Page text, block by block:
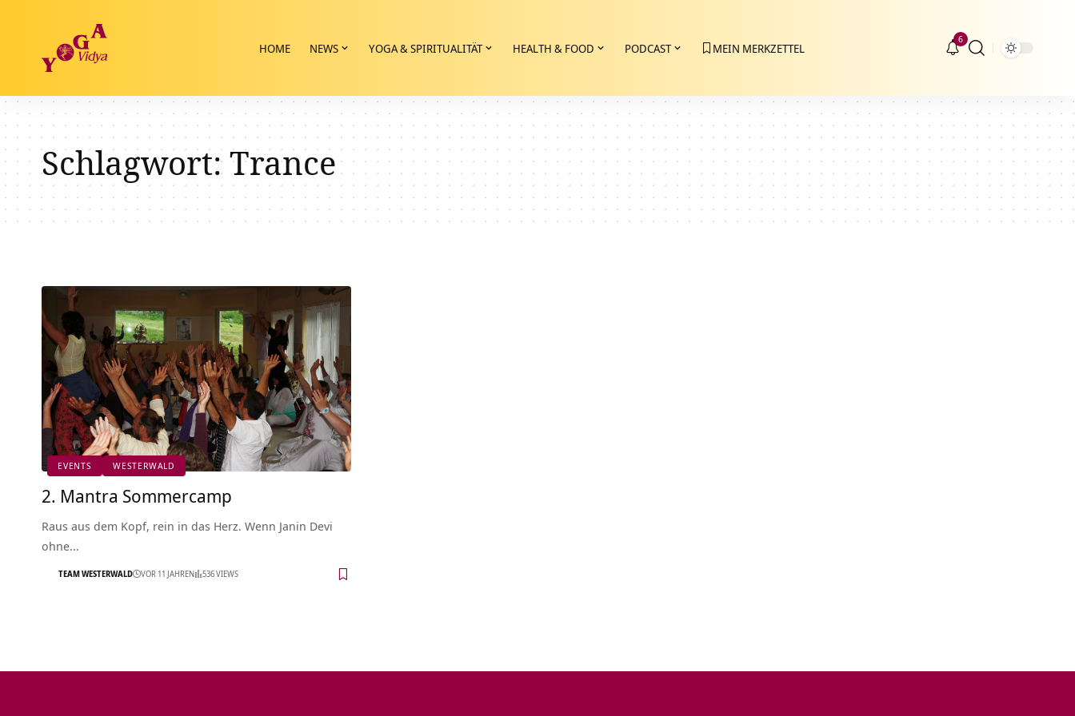
HOME NEWS YOGA & SPIRITUALITÄT HEALTH & FOOD PODCAST MEIN MERKZETTEL
6
Schlagwort:Trance
EVENTS WESTERWALD
2. Mantra Sommercamp
Raus aus dem Kopf, rein in das Herz. Wenn Janin Devi
ohne…
TEAM WESTERWALD VOR 11 JAHREN 536 VIEWS